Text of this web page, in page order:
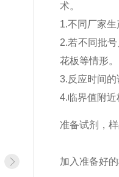
术。
1.不同厂家
2.若不同批
花板等情形。
3.反应时间
4.临界值附
准备试剂，
加入准备好